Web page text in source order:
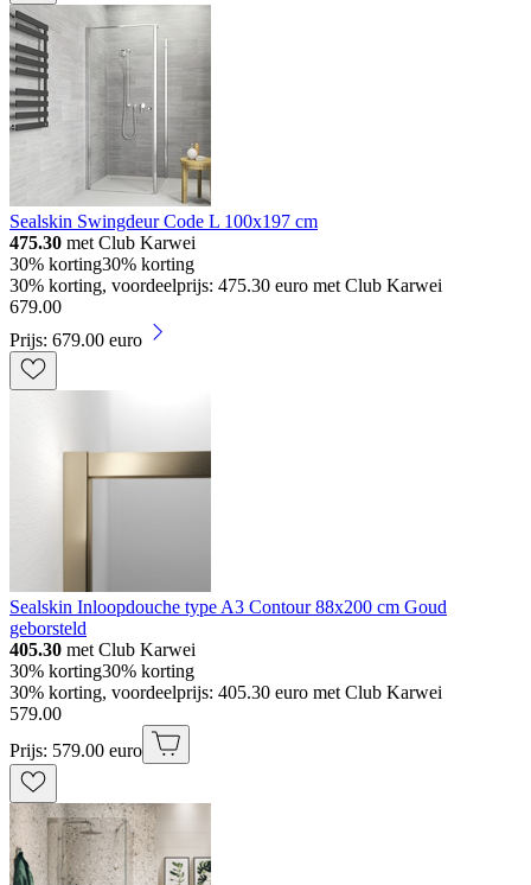
Sealskin Swingdeur Code L 100x197 cm
475.30 met Club Karwei
30% korting30% korting
30% korting, voordeelprijs: 475.30 euro met Club Karwei
679.00
Prijs: 679.00 euro
Sealskin Inloopdouche type A3 Contour 88x200 cm Goud
geborsteld
405.30 met Club Karwei
30% korting30% korting
30% korting, voordeelprijs: 405.30 euro met Club Karwei
579.00
Prijs: 579.00 euro